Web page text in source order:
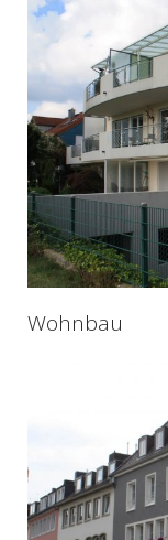
Wohnbau